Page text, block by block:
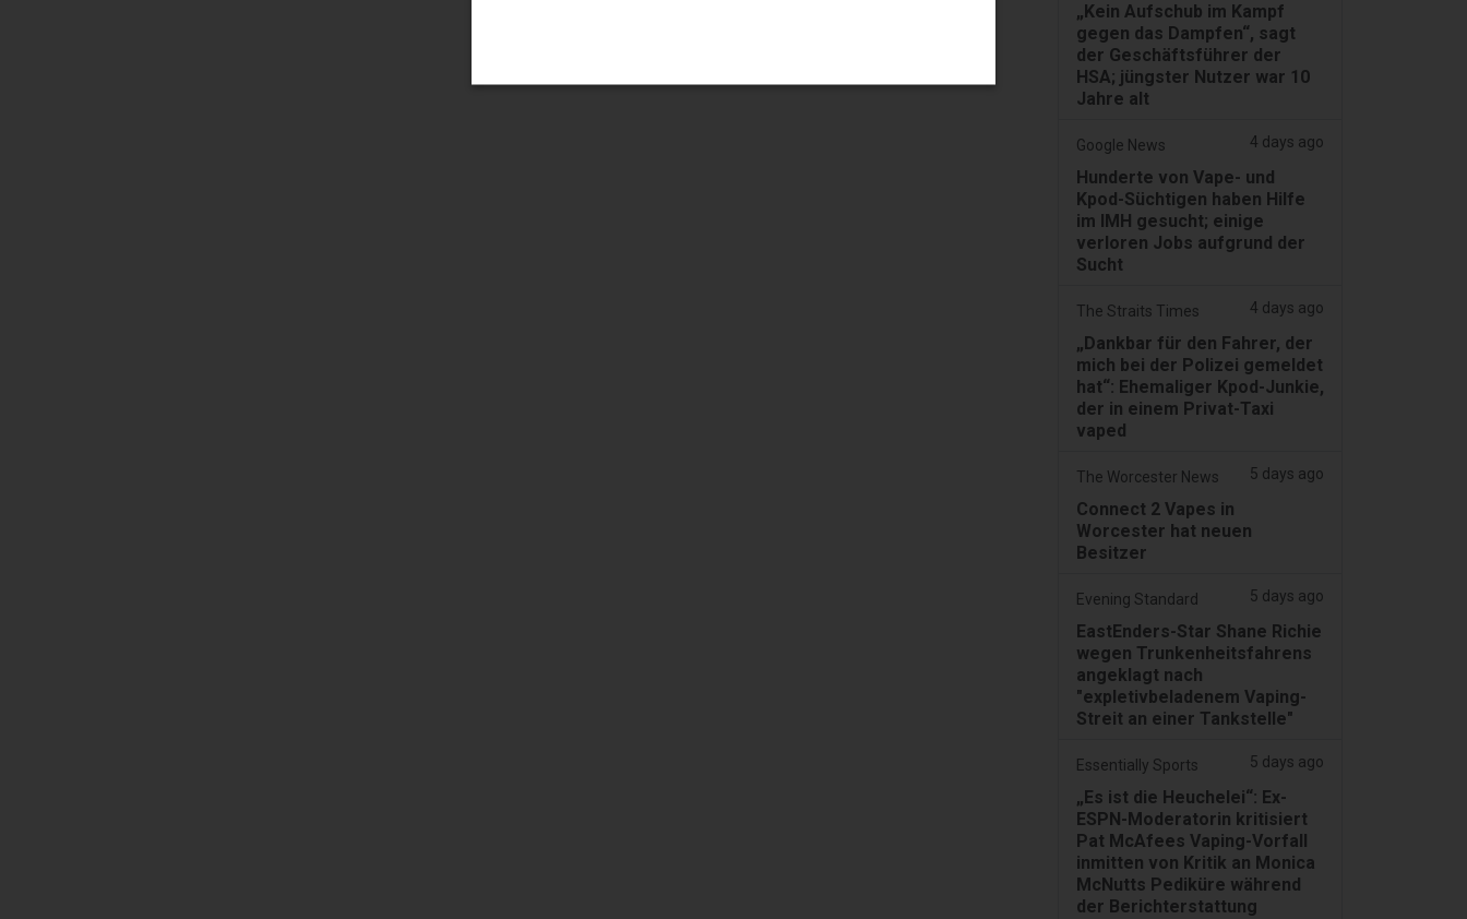
„Kein Aufschub im Kampf
gegen das Dampfen“, sagt
der Geschäftsführer der
HSA; jüngster Nutzer war 10
Jahre alt
Google News 4 days ago
Hunderte von Vape- und
Kpod-Süchtigen haben Hilfe
im IMH gesucht; einige
verloren Jobs aufgrund der
Sucht
The Straits Times 4 days ago
„Dankbar für den Fahrer, der
mich bei der Polizei gemeldet
hat“: Ehemaliger Kpod-Junkie,
der in einem Privat-Taxi
vaped
The Worcester News 5 days ago
Connect 2 Vapes in
Worcester hat neuen
Besitzer
Evening Standard 5 days ago
EastEnders-Star Shane Richie
wegen Trunkenheitsfahrens
angeklagt nach
"expletivbeladenem Vaping-
Streit an einer Tankstelle"
Essentially Sports 5 days ago
„Es ist die Heuchelei“: Ex-
ESPN-Moderatorin kritisiert
Pat McAfees Vaping-Vorfall
inmitten von Kritik an Monica
McNutts Pediküre während
der Berichterstattung